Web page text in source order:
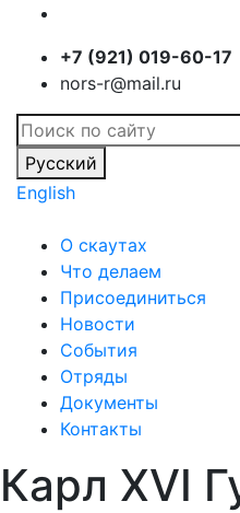
+7 (921) 019-60-17
nors-r@mail.ru
Русский
English
О скаутах
Что делаем
Присоединиться
Новости
События
Отряды
Документы
Контакты
Карл XVI